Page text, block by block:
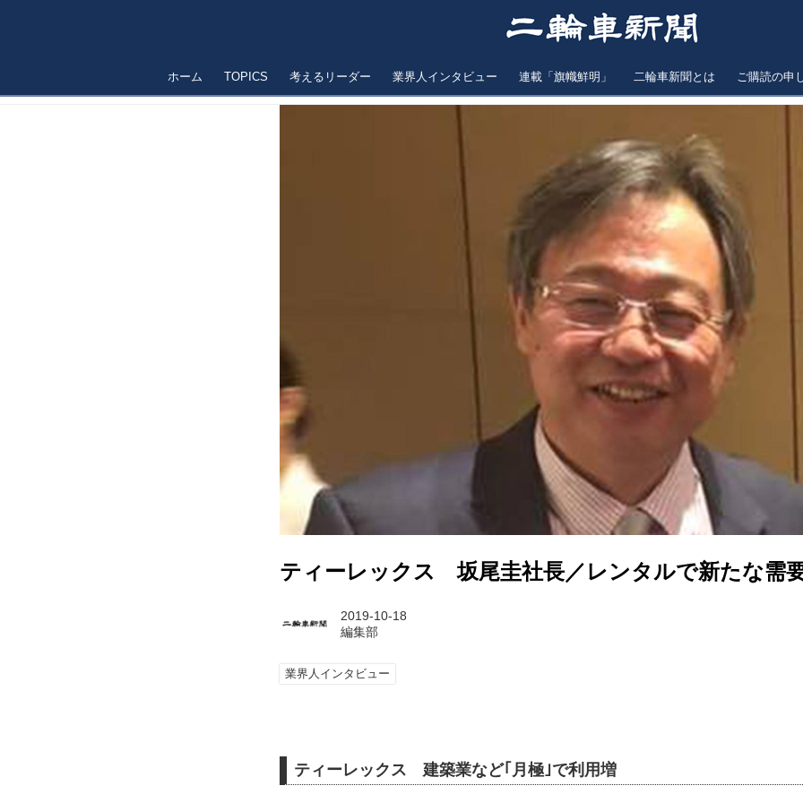
ホーム TOPICS 考えるリーダー 業界人インタビュー 連載「旗幟鮮明」 二輪車新聞とは ご購読の申
ティーレックス 坂尾圭社長／レンタルで新たな需
2019-10-18
編集部
業界人インタビュー
ティーレックス 建築業など｢月極｣で利用増